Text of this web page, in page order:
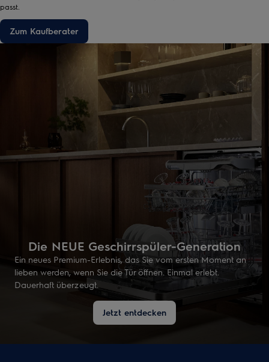
passt.
Zum Kaufberater
Die NEUE Geschirrspüler-Generation
Ein neues Premium-Erlebnis, das Sie vom ersten Moment an
lieben werden, wenn Sie die Tür öffnen. Einmal erlebt.
Dauerhaft überzeugt.
Jetzt entdecken